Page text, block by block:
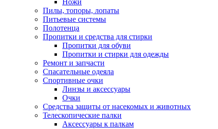
Ножи
Пилы, топоры, лопаты
Питьевые системы
Полотенца
Пропитки и средства для стирки
Пропитки для обуви
Пропитки и стирки для одежды
Ремонт и запчасти
Спасательные одеяла
Спортивные очки
Линзы и аксессуары
Очки
Средства защиты от насекомых и животных
Телескопические палки
Аксессуары к палкам